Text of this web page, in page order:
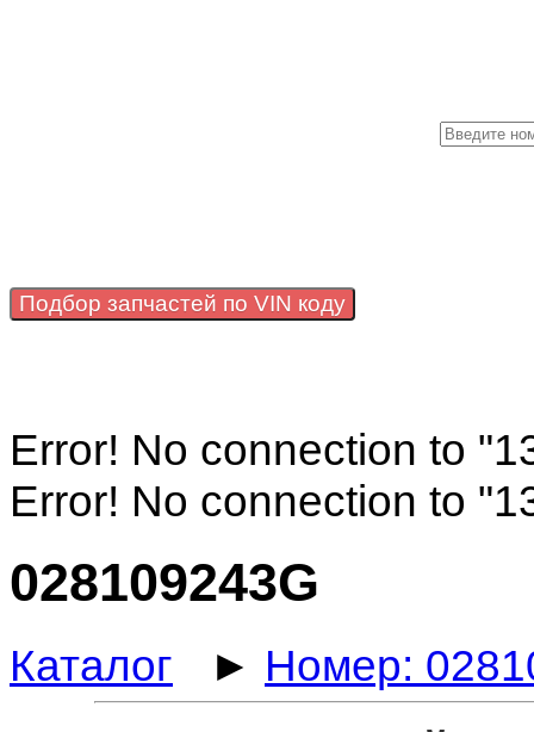
Подбор запчастей по VIN коду
Error! No connection to
Error! No connection to
028109243G
Каталог ► Номер: